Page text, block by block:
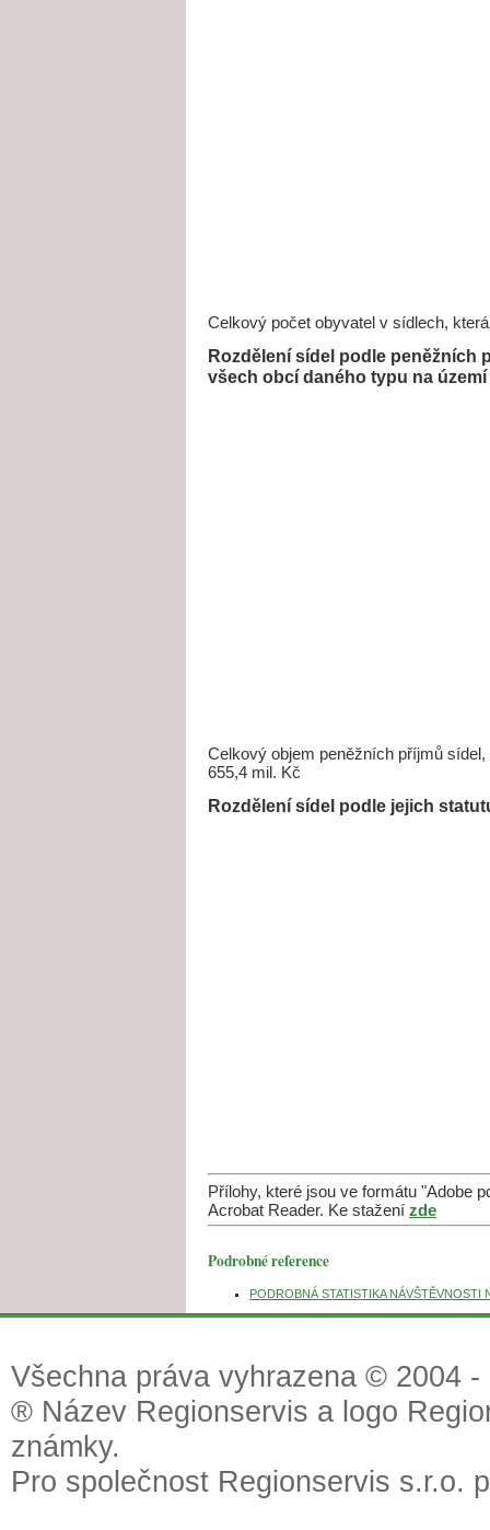
Celkový počet obyvatel v sídlech,
Rozdělení sídel podle peněžních
všech obcí daného typu na území
Celkový objem peněžních příjmů
655,4 mil. Kč
Rozdělení sídel podle jejich
Přílohy, které jsou ve formátu "Adobe
Acrobat Reader. Ke stažení zde
Podrobné reference
PODROBNÁ STATISTIKA
Všechna práva vyhrazena © 2004
® Název Regionservis a logo
známky.
Pro společnost Regionservis s.r.o.